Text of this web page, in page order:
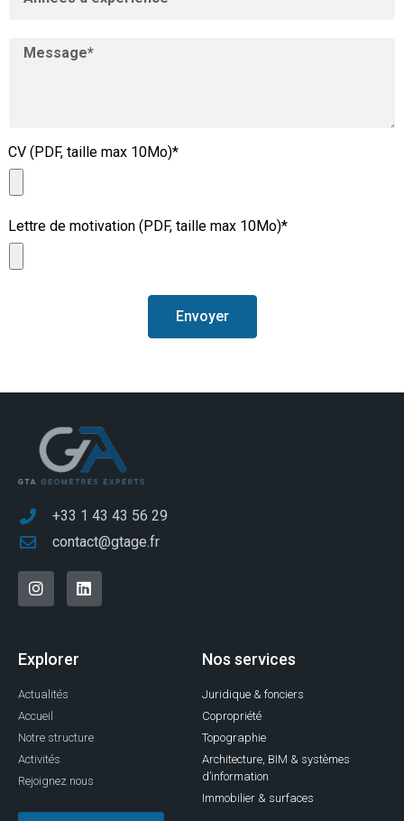
CV (PDF, taille max 10Mo)*
Lettre de motivation (PDF, taille max 10Mo)*
Envoyer
+33 1 43 43 56 29
contact@gtage.fr
Explorer
Actualités
Accueil
Notre structure
Activités
Rejoignez nous
Nos services
Juridique & fonciers
Copropriété
Topographie
Architecture, BIM & systèmes
d’information
Immobilier & surfaces